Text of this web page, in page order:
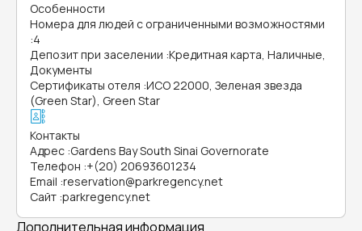
Особенности
Номера для людей с ограниченными возможностями
:4
Депозит при заселении :Кредитная карта, Наличные,
Документы
Сертификаты отеля :ИСО 22000, Зеленая звезда
(Green Star), Green Star
Контакты
Адрес :Gardens Bay South Sinai Governorate
Телефон :+(20) 20693601234
Email :reservation@parkregency.net
Сайт :parkregency.net
Дополнительная информация